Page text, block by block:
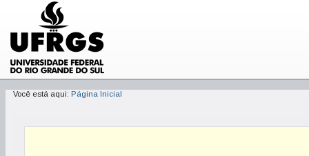
Você está aqui: Página Inicial